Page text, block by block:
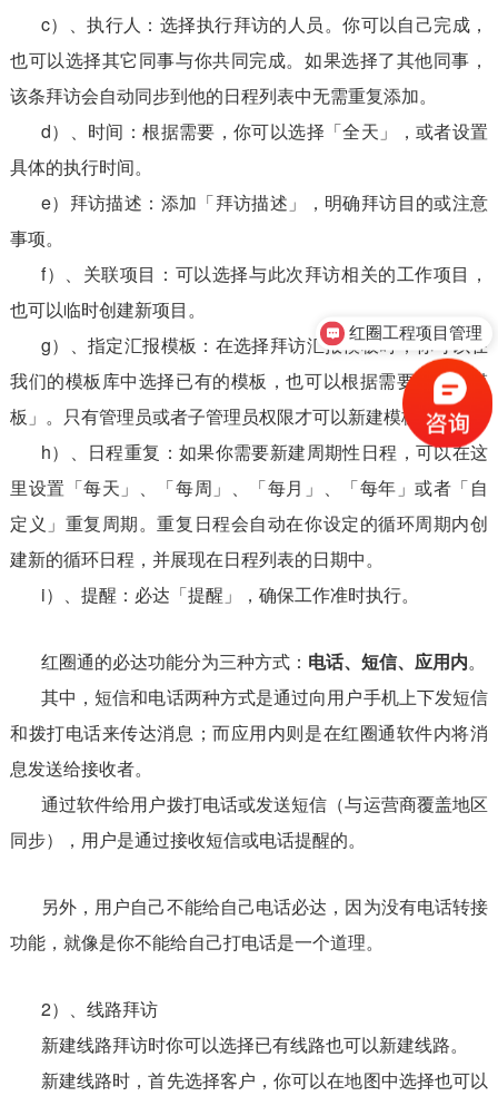
c）、执行人：选择执行拜访的人员。你可以自己完成，
也可以选择其它同事与你共同完成。如果选择了其他同事，
该条拜访会自动同步到他的日程列表中无需重复添加。
d）、时间：根据需要，你可以选择「全天」，或者设置
具体的执行时间。
e）拜访描述：添加「拜访描述」，明确拜访目的或注意
事项。
f）、关联项目：可以选择与此次拜访相关的工作项目，
也可以临时创建新项目。
g）、指定汇报模板：在选择拜访汇报模板时，你可以在
我们的模板库中选择已有的模板，也可以根据需要「新建模
板」。只有管理员或者子管理员权限才可以新建模板。
h）、日程重复：如果你需要新建周期性日程，可以在这
里设置「每天」、「每周」、「每月」、「每年」或者「自
定义」重复周期。重复日程会自动在你设定的循环周期内创
建新的循环日程，并展现在日程列表的日期中。
i）、提醒：必达「提醒」，确保工作准时执行。
红圈通的必达功能分为三种方式： 电话、短信、应用内。
其中，短信和电话两种方式是通过向用户手机上下发短信
和拨打电话来传达消息；而应用内则是在红圈通软件内将消
息发送给接收者。
通过软件给用户拨打电话或发送短信（与运营商覆盖地区
同步），用户是通过接收短信或电话提醒的。
另外，用户自己不能给自己电话必达，因为没有电话转接
功能，就像是你不能给自己打电话是一个道理。
2）、线路拜访
新建线路拜访时你可以选择已有线路也可以新建线路。
新建线路时，首先选择客户，你可以在地图中选择也可以
红圈工程项目管理